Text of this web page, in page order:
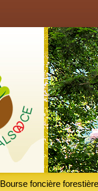
Bourse foncière forestière